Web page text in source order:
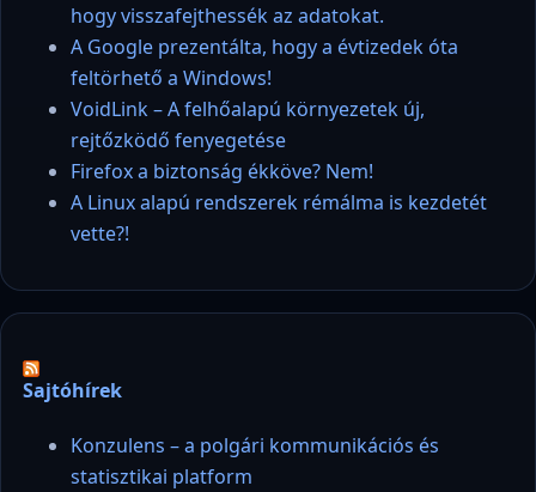
hogy visszafejthessék az adatokat.
A Google prezentálta, hogy a évtizedek óta
feltörhető a Windows!
VoidLink – A felhőalapú környezetek új,
rejtőzködő fenyegetése
Firefox a biztonság ékköve? Nem!
A Linux alapú rendszerek rémálma is kezdetét
vette?!
Sajtóhírek
Konzulens – a polgári kommunikációs és
statisztikai platform